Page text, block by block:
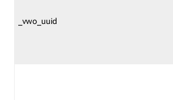
_vwo_uuid